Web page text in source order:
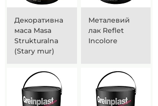
Декоративна
маса Masa
Strukturalna
(Stary mur)
Металевий
лак Reflet
Incolore